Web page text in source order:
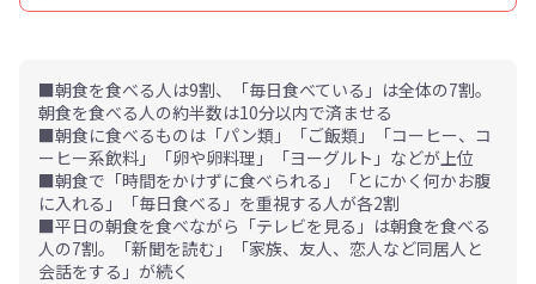
■朝食を食べる人は9割、「毎日食べている」は全体の7割。
朝食を食べる人の約半数は10分以内で済ませる
■朝食に食べるものは「パン類」「ご飯類」「コーヒー、コ
ーヒー系飲料」「卵や卵料理」「ヨーグルト」などが上位
■朝食で「時間をかけずに食べられる」「とにかく何かお腹
に入れる」「毎日食べる」を重視する人が各2割
■平日の朝食を食べながら「テレビを見る」は朝食を食べる
人の7割。「新聞を読む」「家族、友人、恋人など同居人と
会話をする」が続く